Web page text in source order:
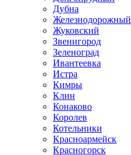
Дубна
Железнодорожный
Жуковский
Звенигород
Зеленоград
Ивантеевка
Истра
Кимры
Клин
Конаково
Королев
Котельники
Красноармейск
Красногорск